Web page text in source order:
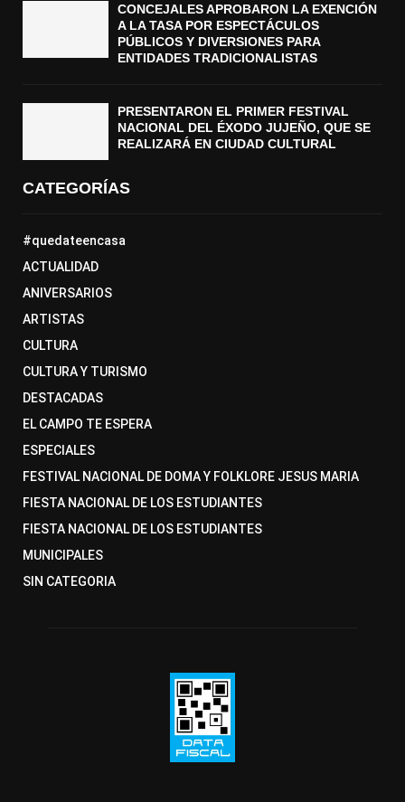
CONCEJALES APROBARON LA EXENCIÓN
A LA TASA POR ESPECTÁCULOS
PÚBLICOS Y DIVERSIONES PARA
ENTIDADES TRADICIONALISTAS
PRESENTARON EL PRIMER FESTIVAL
NACIONAL DEL ÉXODO JUJEÑO, QUE SE
REALIZARÁ EN CIUDAD CULTURAL
CATEGORÍAS
#quedateencasa
ACTUALIDAD
ANIVERSARIOS
ARTISTAS
CULTURA
CULTURA Y TURISMO
DESTACADAS
EL CAMPO TE ESPERA
ESPECIALES
FESTIVAL NACIONAL DE DOMA Y FOLKLORE JESUS MARIA
FIESTA NACIONAL DE LOS ESTUDIANTES
FIESTA NACIONAL DE LOS ESTUDIANTES
MUNICIPALES
SIN CATEGORIA